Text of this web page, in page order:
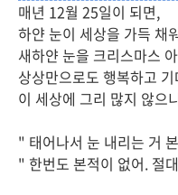
매년 12월 25일이 되면,
하얀 눈이 세상을 가득 채
새하얀 눈을 크리스마스
상상만으로도 행복하고
이 세상에 그리 많지 않으
" 태어나서 눈 내리는 거
" 한번도 본적이 없어. 절